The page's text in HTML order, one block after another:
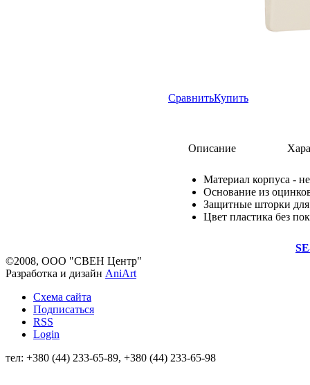
СравнитьКупить
Описание
Материал корпуса -
Основание из
Защитные шторки
Цвет пластика без
©2008, ООО "СВЕН Центр"
Разработка и дизайн AniArt
Схема сайта
Подписаться
RSS
Login
тел: +380 (44) 233-65-89, +380 (44) 233-65-98